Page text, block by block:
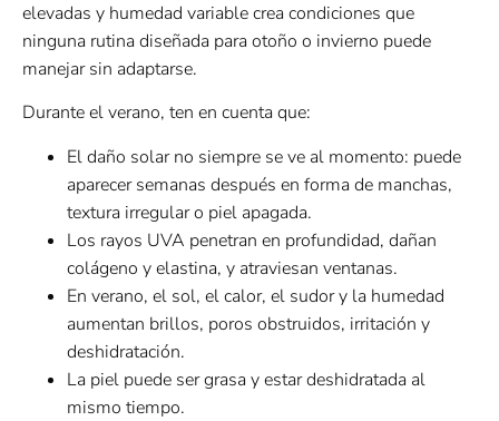
elevadas y humedad variable crea condiciones que
ninguna rutina diseñada para otoño o invierno puede
manejar sin adaptarse.
Durante el verano, ten en cuenta que:
El daño solar no siempre se ve al momento: puede
aparecer semanas después en forma de manchas,
textura irregular o piel apagada.
Los rayos UVA penetran en profundidad, dañan
colágeno y elastina, y atraviesan ventanas.
En verano, el sol, el calor, el sudor y la humedad
aumentan brillos, poros obstruidos, irritación y
deshidratación.
La piel puede ser grasa y estar deshidratada al
mismo tiempo.